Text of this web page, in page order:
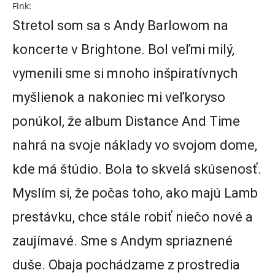
Fink:
Stretol som sa s Andy Barlowom na
koncerte v Brightone. Bol veľmi milý,
vymenili sme si mnoho inšpiratívnych
myšlienok a nakoniec mi veľkoryso
ponúkol, že album Distance And Time
nahrá na svoje náklady vo svojom dome,
kde má štúdio. Bola to skvelá skúsenosť.
Myslím si, že počas toho, ako majú Lamb
prestávku, chce stále robiť niečo nové a
zaujímavé. Sme s Andym spriaznené
duše. Obaja pochádzame z prostredia